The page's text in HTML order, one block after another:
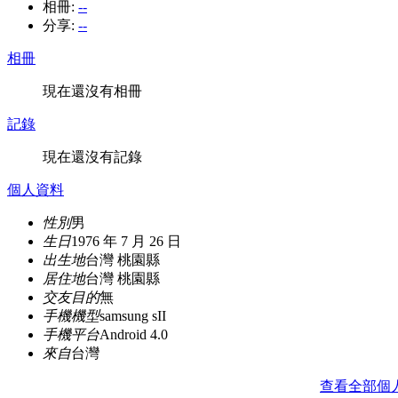
相冊: --
分享: --
相冊
現在還沒有相冊
記錄
現在還沒有記錄
個人資料
性別男
生日1976 年 7 月 26 日
出生地台灣 桃園縣
居住地台灣 桃園縣
交友目的無
手機機型samsung sII
手機平台Android 4.0
來自台灣
查看全部個